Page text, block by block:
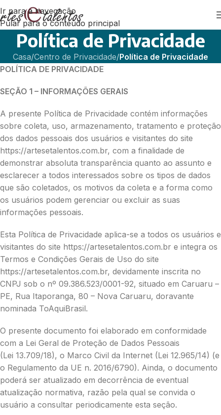
Ir para a navegação
Pular para o conteúdo principal
Política de Privacidade
Casa/Centro de Privacidade/Política de Privacidade
POLÍTICA DE PRIVACIDADE
SEÇÃO 1 – INFORMAÇÕES GERAIS
A presente Política de Privacidade contém informações
sobre coleta, uso, armazenamento, tratamento e proteção
dos dados pessoais dos usuários e visitantes do site
https://artesetalentos.com.br, com a finalidade de
demonstrar absoluta transparência quanto ao assunto e
esclarecer a todos interessados sobre os tipos de dados
que são coletados, os motivos da coleta e a forma como
os usuários podem gerenciar ou excluir as suas
informações pessoais.
Esta Política de Privacidade aplica-se a todos os usuários e
visitantes do site https://artesetalentos.com.br e integra os
Termos e Condições Gerais de Uso do site
https://artesetalentos.com.br, devidamente inscrita no
CNPJ sob o nº 09.386.523/0001-92, situado em Caruaru –
PE, Rua Itaporanga, 80 – Nova Caruaru, doravante
nominada ToAquiBrasil.
O presente documento foi elaborado em conformidade
com a Lei Geral de Proteção de Dados Pessoais
(Lei 13.709/18), o Marco Civil da Internet (Lei 12.965/14) (e
o Regulamento da UE n. 2016/6790). Ainda, o documento
poderá ser atualizado em decorrência de eventual
atualização normativa, razão pela qual se convida o
usuário a consultar periodicamente esta seção.